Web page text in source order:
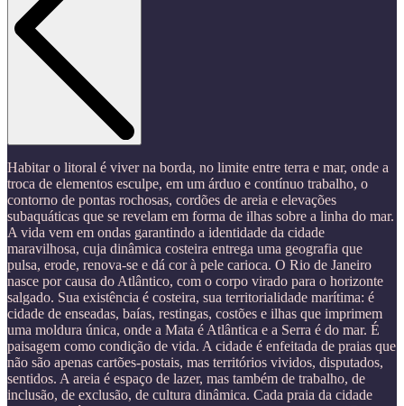
Habitar o litoral é viver na borda, no limite entre terra e mar, onde a
troca de elementos esculpe, em um árduo e contínuo trabalho, o
contorno de pontas rochosas, cordões de areia e elevações
subaquáticas que se revelam em forma de ilhas sobre a linha do mar.
A vida vem em ondas garantindo a identidade da cidade
maravilhosa, cuja dinâmica costeira entrega uma geografia que
pulsa, erode, renova-se e dá cor à pele carioca. O Rio de Janeiro
nasce por causa do Atlântico, com o corpo virado para o horizonte
salgado. Sua existência é costeira, sua territorialidade marítima: é
cidade de enseadas, baías, restingas, costões e ilhas que imprimem
uma moldura única, onde a Mata é Atlântica e a Serra é do mar. É
paisagem como condição de vida. A cidade é enfeitada de praias que
não são apenas cartões-postais, mas territórios vividos, disputados,
sentidos. A areia é espaço de lazer, mas também de trabalho, de
inclusão, de exclusão, de cultura dinâmica. Cada praia da cidade